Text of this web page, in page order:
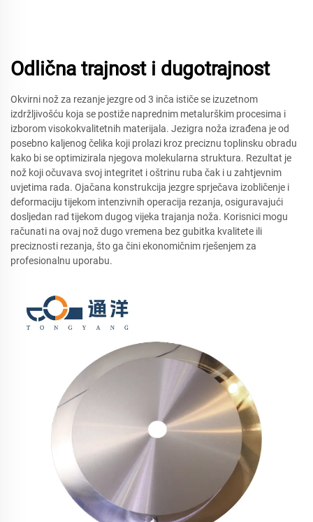
Odlična trajnost i dugotrajnost
Okvirni nož za rezanje jezgre od 3 inča ističe se izuzetnom
izdržljivošću koja se postiže naprednim metalurškim procesima i
izborom visokokvalitetnih materijala. Jezigra noža izrađena je od
posebno kaljenog čelika koji prolazi kroz preciznu toplinsku obradu
kako bi se optimizirala njegova molekularna struktura. Rezultat je
nož koji očuvava svoj integritet i oštrinu ruba čak i u zahtjevnim
uvjetima rada. Ojačana konstrukcija jezgre sprječava izobličenje i
deformaciju tijekom intenzivnih operacija rezanja, osiguravajući
dosljedan rad tijekom dugog vijeka trajanja noža. Korisnici mogu
računati na ovaj nož dugo vremena bez gubitka kvalitete ili
preciznosti rezanja, što ga čini ekonomičnim rješenjem za
profesionalnu uporabu.